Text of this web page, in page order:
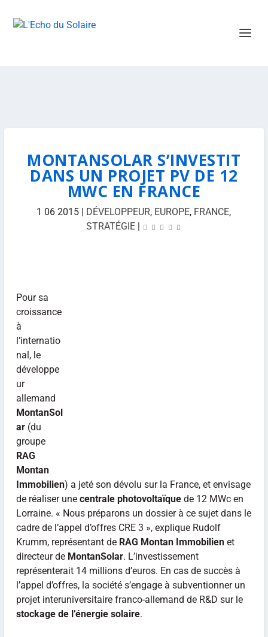
MONTANSOLAR S’INVESTIT
DANS UN PROJET PV DE 12
MWC EN FRANCE
1 06 2015 | DÉVELOPPEUR, EUROPE, FRANCE,
STRATÉGIE|
Pour sa
croissance
à
l’internatio
nal, le
développe
ur
allemand
MontanSol
ar(du
groupe
RAG
Montan
Immobilien) a jeté son dévolu sur la France, et envisage
de réaliser une centrale photovoltaïquede 12 MWc en
Lorraine. « Nous préparons un dossier à ce sujet dans le
cadre de l’appel d’offres CRE 3 », explique Rudolf
Krumm, représentant de RAG Montan Immobilienet
directeur de MontanSolar. L’investissement
représenterait 14 millions d’euros. En cas de succès à
l’appel d’offres, la société s’engage à subventionner un
projet interuniversitaire franco-allemand de R&D sur le
stockage de l’énergie solaire.